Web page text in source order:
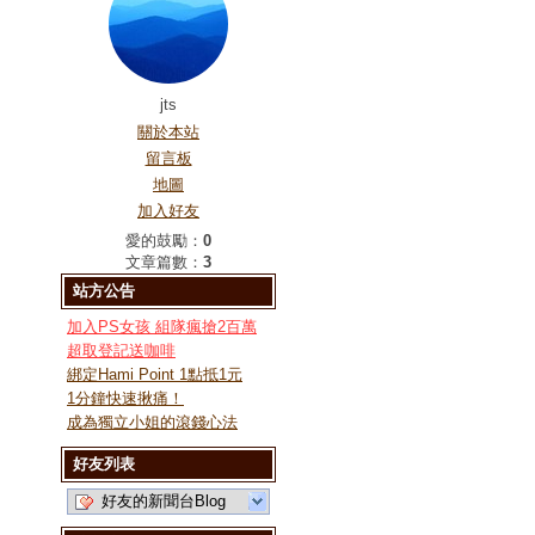
jts
關於本站
留言板
地圖
加入好友
愛的鼓勵： 0
文章篇數： 3
站方公告
加入PS女孩 組隊瘋搶2百萬
超取登記送咖啡
綁定Hami Point 1點抵1元
1分鐘快速揪痛！
成為獨立小姐的滾錢心法
好友列表
好友的新聞台Blog